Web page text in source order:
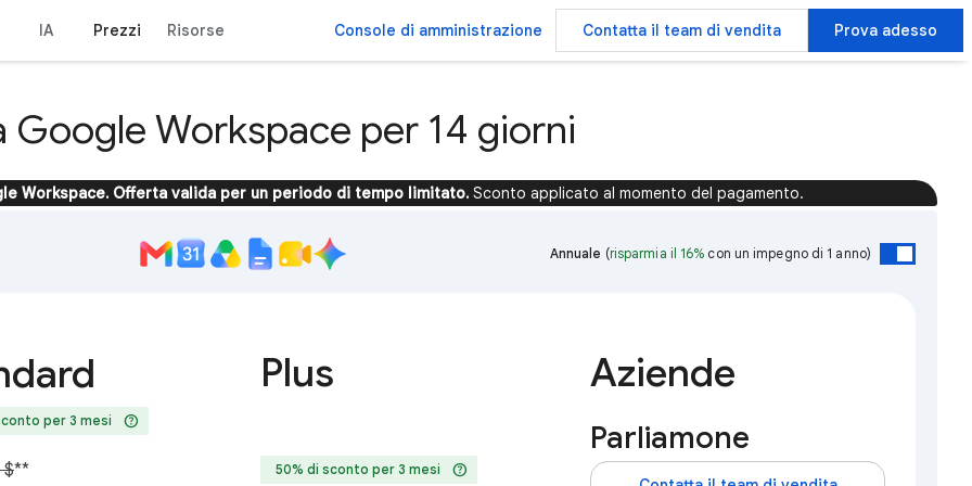
IA Prezzi Risorse Console di amministrazione Contatta il team di vendita Prova adesso
Google Workspace per 14 giorni
Workspace. Offerta valida per un periodo di tempo limitato. Sconto applicato al momento del pagamento.
Annuale (risparmia il 16% con un impegno di 1 anno)
per 3 mesi help
$**
Plus
50% di sconto per 3 mesi help
Aziende
Parliamone